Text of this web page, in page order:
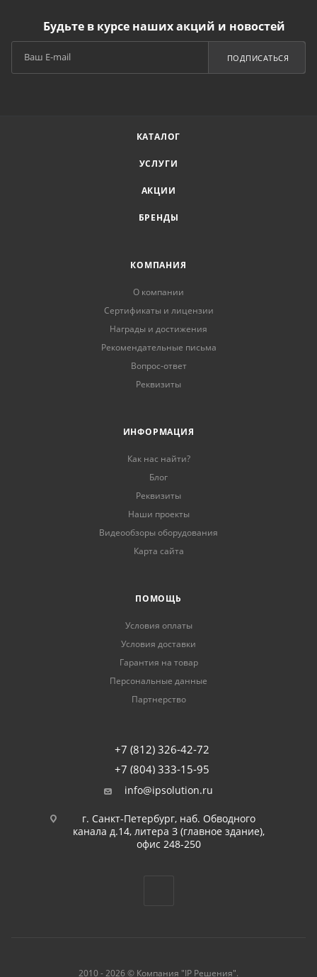
Будьте в курсе наших акций и новостей
ПОДПИСАТЬСЯ
КАТАЛОГ
УСЛУГИ
АКЦИИ
БРЕНДЫ
КОМПАНИЯ
О компании
Сертификаты и лицензии
Награды и достижения
Рекомендательные письма
Вопрос-ответ
Реквизиты
ИНФОРМАЦИЯ
Как нас найти?
Блог
Реквизиты
Наши проекты
Видеообзоры оборудования
Карта сайта
ПОМОЩЬ
Условия оплаты
Условия доставки
Гарантия на товар
Персональные данные
Партнерство
+7 (812) 326-42-72
+7 (804) 333-15-95
info@ipsolution.ru
г. Санкт-Петербург, наб. Обводного
канала д.14, литера З (главное здание),
офис 248-250
2010 - 2026 © Компания "IP Решения".